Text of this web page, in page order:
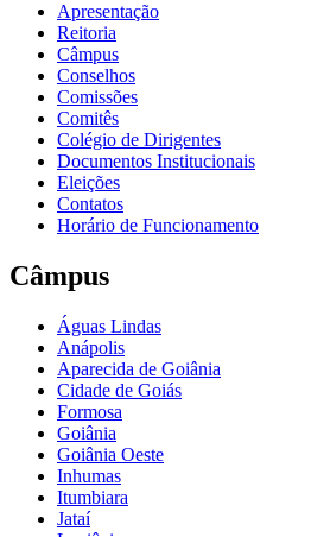
Apresentação
Reitoria
Câmpus
Conselhos
Comissões
Comitês
Colégio de Dirigentes
Documentos Institucionais
Eleições
Contatos
Horário de Funcionamento
Câmpus
Águas Lindas
Anápolis
Aparecida de Goiânia
Cidade de Goiás
Formosa
Goiânia
Goiânia Oeste
Inhumas
Itumbiara
Jataí